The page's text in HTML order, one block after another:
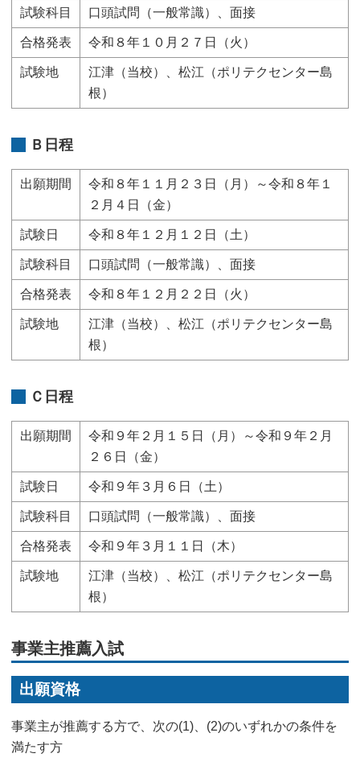
試験科目 口頭試問（一般常識）、面接
合格発表 令和８年１０月２７日（火）
試験地
江津（当校）、松江（ポリテクセンター島
根）
Ｂ日程
出願期間
令和８年１１月２３日（月）～令和８年１
２月４日（金）
試験日 令和８年１２月１２日（土）
試験科目 口頭試問（一般常識）、面接
合格発表 令和８年１２月２２日（火）
試験地
江津（当校）、松江（ポリテクセンター島
根）
Ｃ日程
出願期間
令和９年２月１５日（月）～令和９年２月
２６日（金）
試験日 令和９年３月６日（土）
試験科目 口頭試問（一般常識）、面接
合格発表 令和９年３月１１日（木）
試験地
江津（当校）、松江（ポリテクセンター島
根）
事業主推薦入試
出願資格
事業主が推薦する方で、次の(1)、(2)のいずれかの条件を
満たす方